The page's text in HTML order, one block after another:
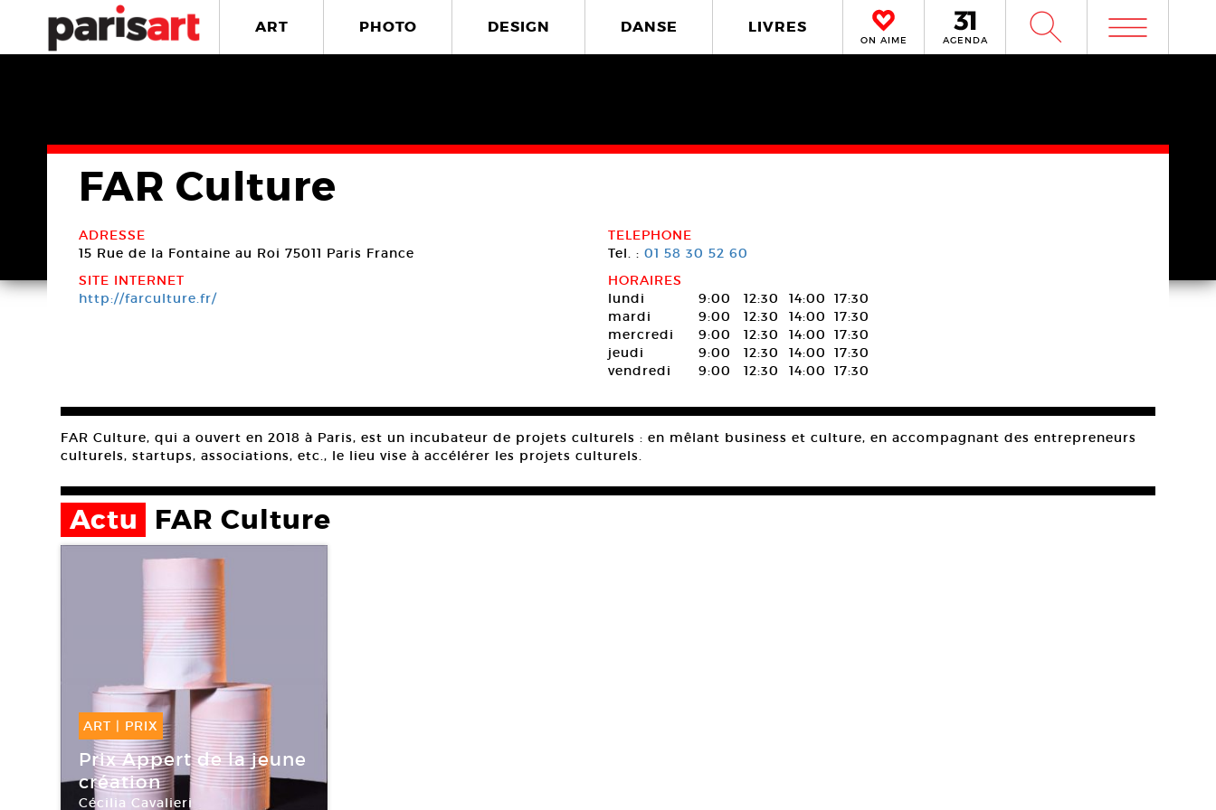
ART PHOTO DESIGN DANSE LIVRES
ON AIME AGENDA W m
FAR Culture
ADRESSE
15 Rue de la Fontaine au Roi 75011 Paris France
TELEPHONE
Tel. : 01 58 30 52 60
SITE INTERNET
http://farculture.fr/
HORAIRES
lundi
9:00 12:30 14:00
17:30
mardi
9:00 12:30 14:00
17:30
mercredi
9:00 12:30 14:00
17:30
jeudi
9:00 12:30 14:00
17:30
vendredi
9:00 12:30 14:00 17:30
FAR Culture, qui a ouvert en 2018 à Paris, est un incubateur de projets culturels : en mêlant business et culture, en accompagnant des entrepreneurs
culturels, startups, associations, etc., le lieu vise à accélérer les projets culturels.
Actu FAR Culture
ART | PRIX
09 Oct -09 Oct 2019
Prix Appert de la jeune
création
Cécilia Cavalieri